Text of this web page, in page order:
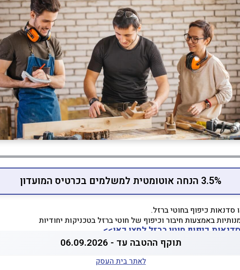
3.5% הנחה אוטומטית למשלמים בכרטיס המועדון
באמצעות חיבור וכיפוף של חוטי ברזל בטכניקות יחודיות
תוקף ההטבה עד - 06.09.2026
לאתר בית העסק